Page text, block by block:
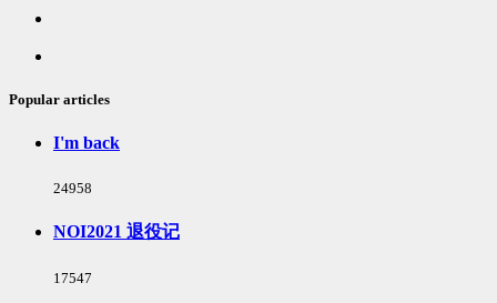
Popular articles
I'm back
浏
次
数:
24958
NOI2021 退役记
浏
17547